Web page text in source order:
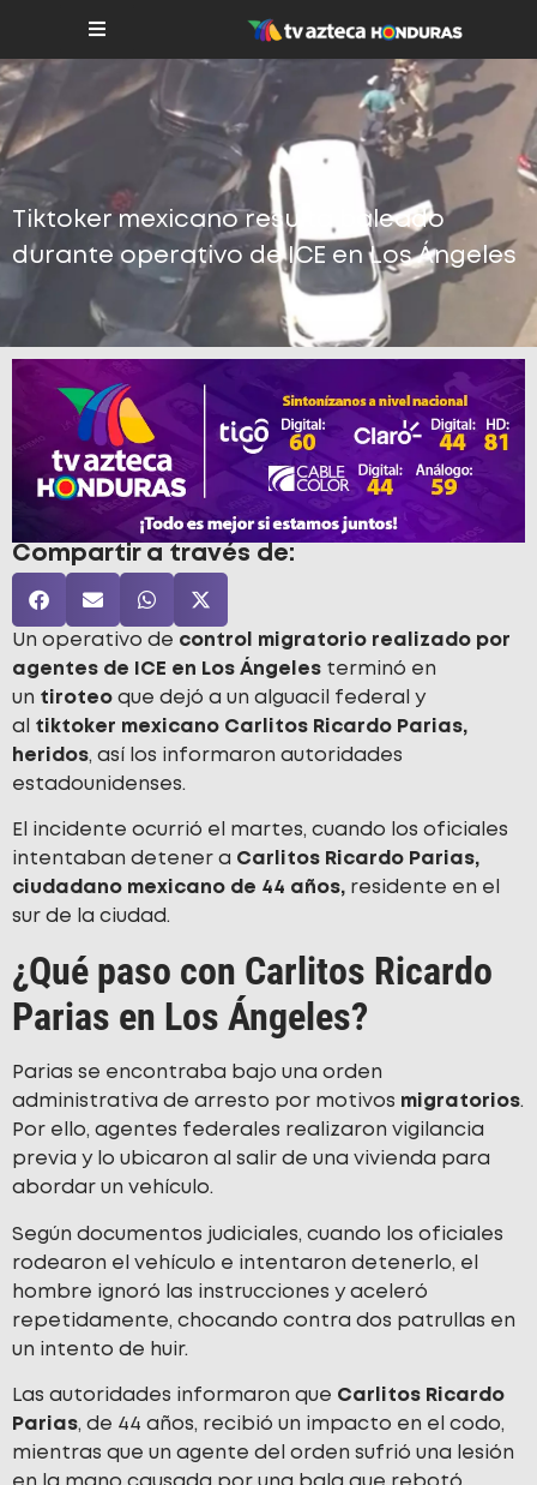
Tiktoker mexicano resulta baleado
durante operativo de ICE en Los Ángeles
Compartir a través de:
Un operativo de control migratorio realizado por
agentes de ICE en Los Ángeles terminó en
un tiroteo que dejó a un alguacil federal y
al tiktoker mexicano Carlitos Ricardo Parias,
heridos, así los informaron autoridades
estadounidenses.
El incidente ocurrió el martes, cuando los oficiales
intentaban detener a Carlitos Ricardo Parias,
ciudadano mexicano de 44 años, residente en el
sur de la ciudad.
¿Qué paso con Carlitos Ricardo
Parias en Los Ángeles?
Parias se encontraba bajo una orden
administrativa de arresto por motivos migratorios.
Por ello, agentes federales realizaron vigilancia
previa y lo ubicaron al salir de una vivienda para
abordar un vehículo.
Según documentos judiciales, cuando los oficiales
rodearon el vehículo e intentaron detenerlo, el
hombre ignoró las instrucciones y aceleró
repetidamente, chocando contra dos patrullas en
un intento de huir.
Las autoridades informaron que Carlitos Ricardo
Parias, de 44 años, recibió un impacto en el codo,
mientras que un agente del orden sufrió una lesión